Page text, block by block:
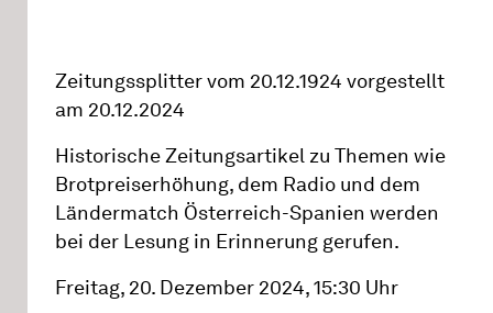
Zeitungssplitter vom 20.12.1924 vorgestellt
am 20.12.2024
Historische Zeitungsartikel zu Themen wie
Brotpreiserhöhung, dem Radio und dem
Ländermatch Österreich-Spanien werden
bei der Lesung in Erinnerung gerufen.
Freitag, 20. Dezember 2024, 15:30 Uhr